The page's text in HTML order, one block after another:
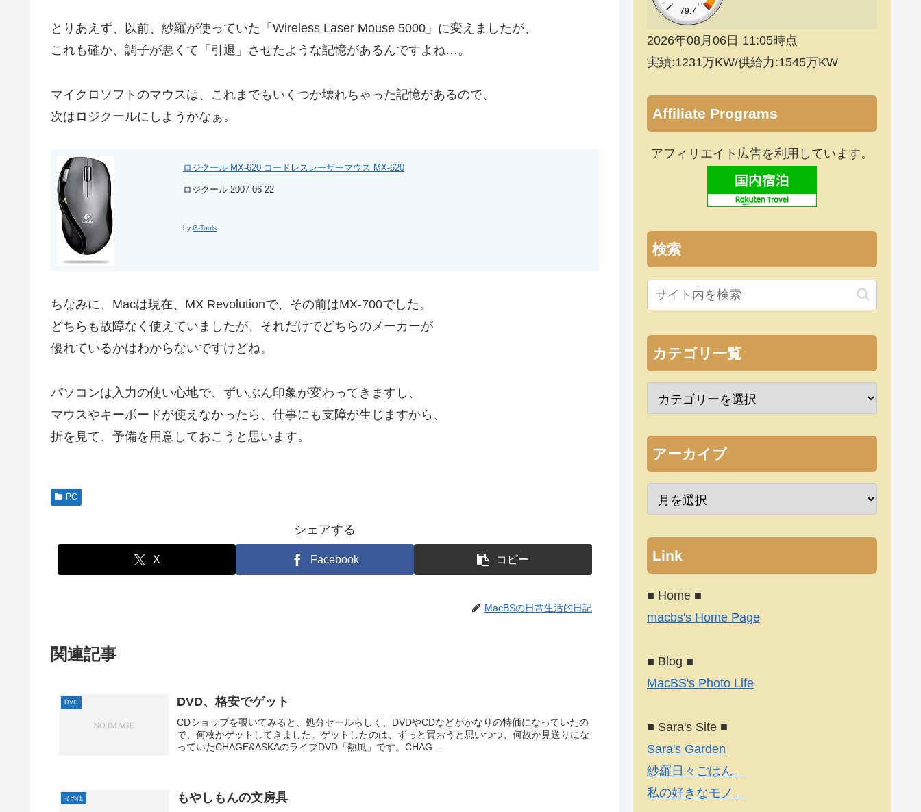
とりあえず、以前、紗羅が使っていた「Wireless Laser Mouse 5000」に変えましたが、
これも確か、調子が悪くて「引退」させたような記憶があるんですよね…。
マイクロソフトのマウスは、これまでもいくつか壊れちゃった記憶があるので、
次はロジクールにしようかなぁ。
ロジクール MX-620 コードレスレーザーマウス MX-620
ロジクール 2007-06-22
by G-Tools
ちなみに、Macは現在、MX Revolutionで、その前はMX-700でした。
どちらも故障なく使えていましたが、それだけでどちらのメーカーが
優れているかはわからないですけどね。
パソコンは入力の使い心地で、ずいぶん印象が変わってきますし、
マウスやキーボードが使えなかったら、仕事にも支障が生じますから、
折を見て、予備を用意しておこうと思います。
PC
シェアする
X Facebook コピー
MacBSの日常生活的日記
関連記事
DVD DVD、格安でゲット
CDショップを覗いてみると、処分セールらしく、DVDやCDなどがかなりの特価になっていたの
で、何枚かゲットしてきました。ゲットしたのは、ずっと買おうと思いつつ、何故か見送りにな
っていたCHAGE&ASKAのライブDVD「熱風」です。CHAG...
その他 もやしもんの文房具
0 100
79.7
2026年08月06日 11:05時点
実績:1231万KW/供給力:1545万KW
Affiliate Programs
アフィリエイト広告を利用しています。
検索
カテゴリ一覧
アーカイブ
Link
■ Home ■
macbs's Home Page
■ Blog ■
MacBS's Photo Life
■ Sara's Site ■
Sara's Garden
紗羅日々ごはん。
私の好きなモノ。